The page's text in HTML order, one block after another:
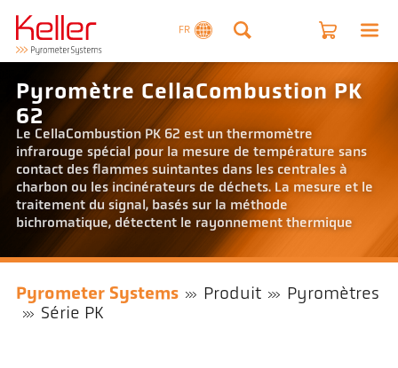
FR
Pyromètre CellaCombustion PK
62
Le CellaCombustion PK 62 est un thermomètre
infrarouge spécial pour la mesure de température sans
contact des flammes suintantes dans les centrales à
charbon ou les incinérateurs de déchets. La mesure et le
traitement du signal, basés sur la méthode
bichromatique, détectent le rayonnement thermique
Pyrometer Systems Produit
Pyromètres
Série PK